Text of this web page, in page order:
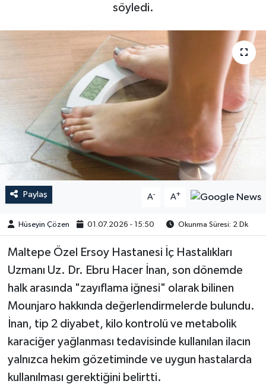
söyledi.
Paylaş A- A+
Hüseyin Çözen 01.07.2026 - 15:50 Okunma Süresi: 2 Dk
Maltepe Özel Ersoy Hastanesi İç Hastalıkları
Uzmanı Uz. Dr. Ebru Hacer İnan, son dönemde
halk arasında "zayıflama iğnesi" olarak bilinen
Mounjaro hakkında değerlendirmelerde bulundu.
İnan, tip 2 diyabet, kilo kontrolü ve metabolik
karaciğer yağlanması tedavisinde kullanılan ilacın
yalnızca hekim gözetiminde ve uygun hastalarda
kullanılması gerektiğini belirtti.